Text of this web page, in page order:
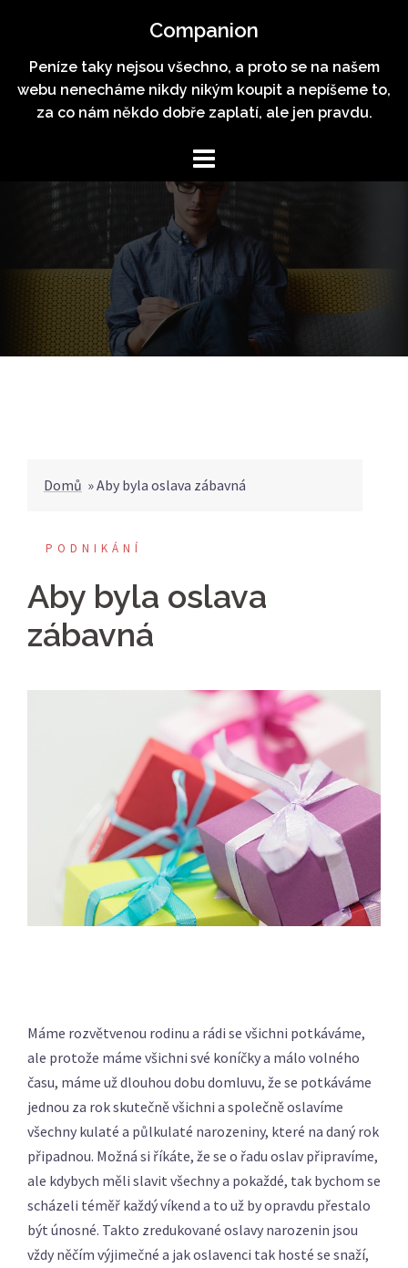
content
Companion
Peníze taky nejsou všechno, a proto se na našem
webu nenecháme nikdy nikým koupit a nepíšeme to,
za co nám někdo dobře zaplatí, ale jen pravdu.
Domů »Aby byla oslava zábavná
PODNIKÁNÍ
Aby byla oslava
zábavná
Máme rozvětvenou rodinu a rádi se všichni potkáváme,
ale protože máme všichni své koníčky a málo volného
času, máme už dlouhou dobu domluvu, že se potkáváme
jednou za rok skutečně všichni a společně oslavíme
všechny kulaté a půlkulaté narozeniny, které na daný rok
připadnou. Možná si říkáte, že se o řadu oslav připravíme,
ale kdybych měli slavit všechny a pokaždé, tak bychom se
scházeli téměř každý víkend a to už by opravdu přestalo
být únosné. Takto zredukované oslavy narozenin jsou
vždy něčím výjimečné a jak oslavenci tak hosté se snaží,